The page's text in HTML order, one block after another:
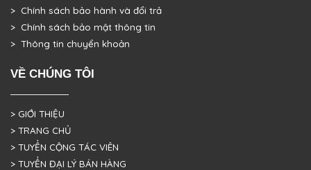
> Chính sách bảo hành và đổi trả
> Chính sách bảo mật thông tin
> Thông tin chuyển khoản
VỀ CHÚNG TÔI
> GIỚI THIỆU
> TRANG CHỦ
> TUYỂN CỘNG TÁC VIÊN
> TUYỂN ĐẠI LÝ BÁN HÀNG